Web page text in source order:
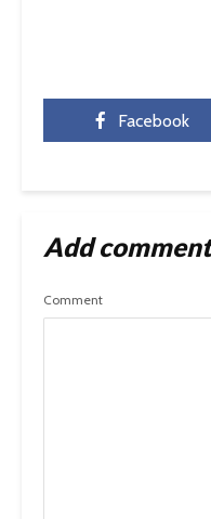
Facebook
Add comment
Comment